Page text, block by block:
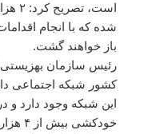
شده که با انجام
باز خواهند گشت.
این شبکه وجود دارد
خودکشی بیش از ۴ هزار و ۵۰۰ نفر جلوگیری کند.